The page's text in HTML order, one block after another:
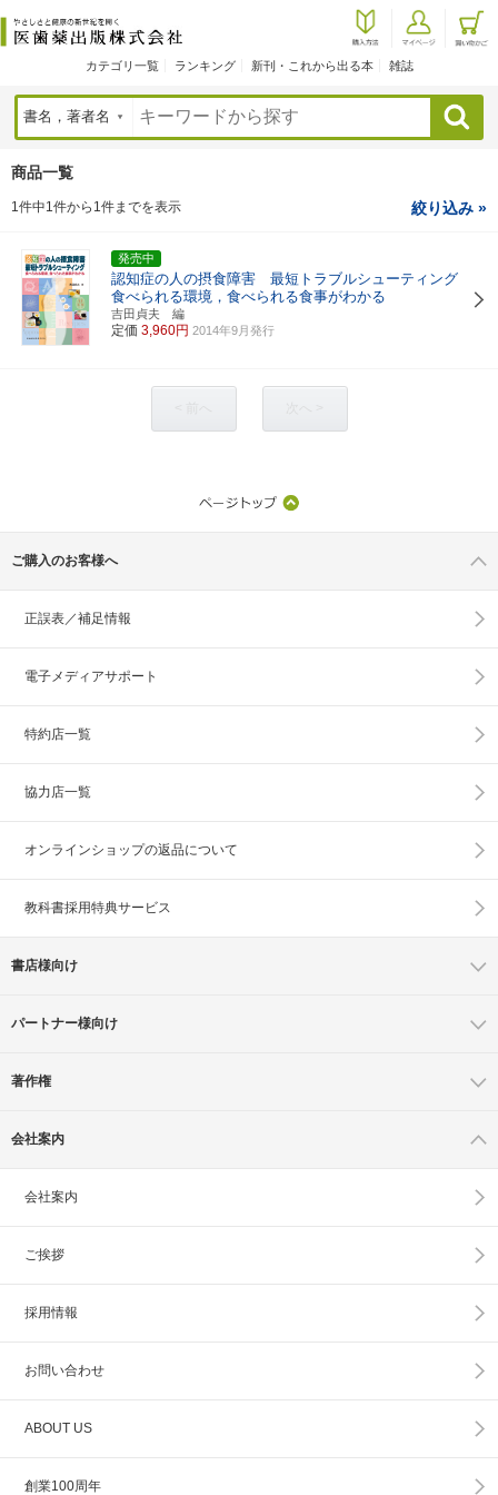
カテゴリ一覧 ランキング 新刊・これから出る本 雑誌
検索
商品一覧
1件中1件から1件までを表示 絞り込み »
発売中
認知症の人の摂食障害 最短トラブルシューティング
食べられる環境，食べられる食事がわかる
吉田貞夫 編
定価 3,960円 2014年9月発行
ご購入のお客様へ
正誤表／補足情報
電子メディアサポート
特約店一覧
協力店一覧
オンラインショップの返品について
教科書採用特典サービス
書店様向け
パートナー様向け
著作権
会社案内
会社案内
ご挨拶
採用情報
お問い合わせ
ABOUT US
創業100周年